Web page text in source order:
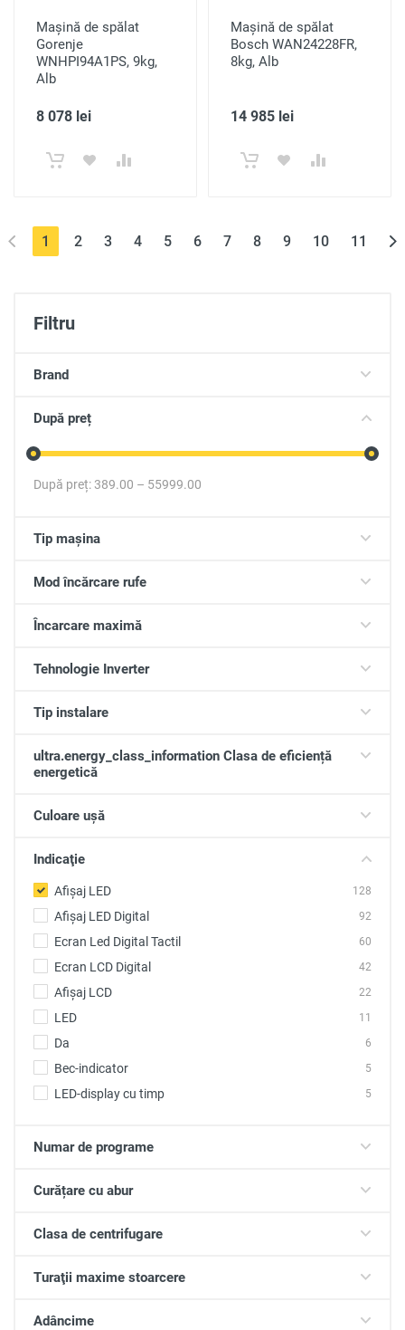
Filtru
Brand
După preț
După preț: 389.00 – 55999.00
Tip mașina
Mod încărcare rufe
Încarcare maximă
Tehnologie Inverter
Tip instalare
ultra.energy_class_information Clasa de eficiență
energetică
Culoare ușă
Indicaţie
Afișaj LED 128
Afișaj LED Digital 92
Ecran Led Digital Tactil 60
Ecran LCD Digital 42
Afișaj LCD 22
LED 11
Da 6
Bec-indicator 5
LED-display cu timp 5
Numar de programe
Curățare cu abur
Clasa de centrifugare
Turaţii maxime stoarcere
Adâncime
Mașină de spălat
Gorenje
WNHPI94A1PS, 9kg,
Alb
8 078 lei
Mașină de spălat
Bosch WAN24228FR,
8kg, Alb
14 985 lei
1 (current)
2 3 4 5 6 7 8 9 10 11